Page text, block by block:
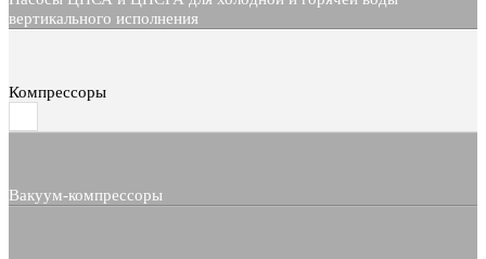
вертикального исполнения
Компрессоры
Вакуум-компрессоры